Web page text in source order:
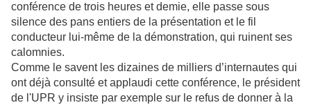
conférence de trois heures et demie, elle passe sous
silence des pans entiers de la présentation et le fil
conducteur lui-même de la démonstration, qui ruinent ses
calomnies.
Comme le savent les dizaines de milliers d’internautes qui
ont déjà consulté et applaudi cette conférence, le président
de l'UPR y insiste par exemple sur le refus de donner à la